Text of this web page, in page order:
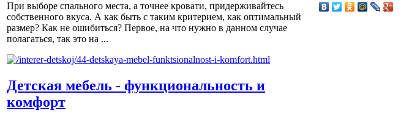
При выборе спального места, а точнее кровати, придерживайтесь
собственного вкуса. А как быть с таким критерием, как оптимальный
размер? Как не ошибиться? Первое, на что нужно в данном случае
полагаться, так это на ...
Детская мебель - функциональность и
комфорт